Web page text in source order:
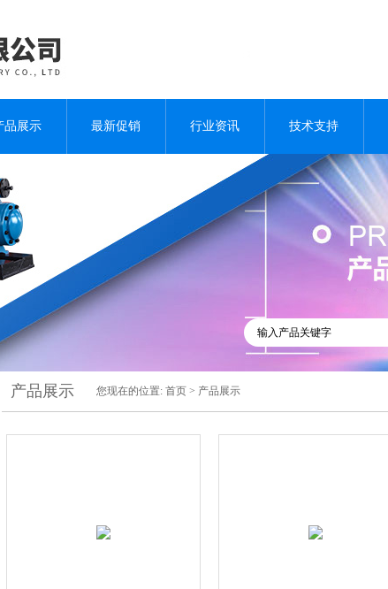
品展示 最新促销 行业资讯 技术支持
产品展示 您现在的位置: 首页 > 产品展示